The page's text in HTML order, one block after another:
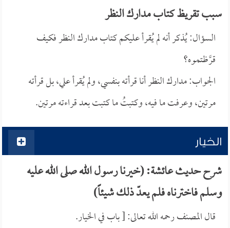
سبب تقريظ كتاب مدارك النظر
السؤال: يُذكر أنه لم يُقرأ عليكم كتاب مدارك النظر فكيف
قرَّظتموه؟
الجواب: مدارك النظر أنا قرأته بنفسي، ولم يُقرأ علي، بل قرأته
مرتين، وعرفت ما فيه، وكتبتُ ما كتبت بعد قراءته مرتين.
الخيار
شرح حديث عائشة: (خيرنا رسول الله صلى الله عليه
وسلم فاخترناه فلم يعدّ ذلك شيئاً)
قال المصنف رحمه الله تعالى: [ باب في الخيار.